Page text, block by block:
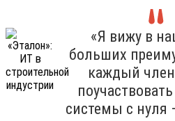
«Я вижу в
больших
каждый
системы с нуля